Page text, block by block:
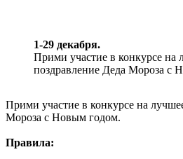
1-29 декабря.
Прими участие в конкурсе на
поздравление Деда Мороза с
Прими участие в конкурсе на
Мороза с Новым годом.
Правила: